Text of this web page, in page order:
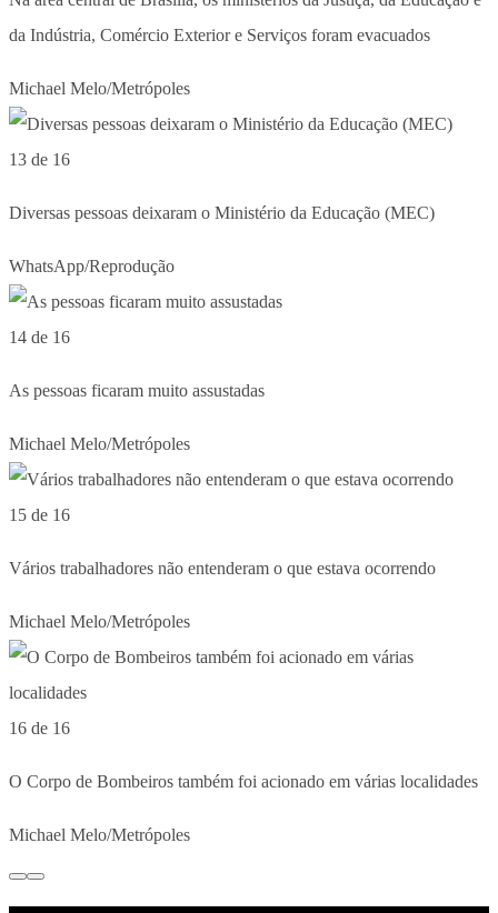
da Indústria, Comércio Exterior e Serviços foram evacuados
Michael Melo/Metrópoles
13 de 16
Diversas pessoas deixaram o Ministério da Educação (MEC)
WhatsApp/Reprodução
14 de 16
As pessoas ficaram muito assustadas
Michael Melo/Metrópoles
15 de 16
Vários trabalhadores não entenderam o que estava ocorrendo
Michael Melo/Metrópoles
16 de 16
O Corpo de Bombeiros também foi acionado em várias localidades
Michael Melo/Metrópoles